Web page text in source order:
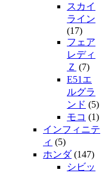
スカイ
ライン
(17)
フェア
レディ
Ｚ (7)
E51エ
ルグラ
ンド (5)
モコ (1)
インフィニテ
ィ (5)
ホンダ(147)
シビッ